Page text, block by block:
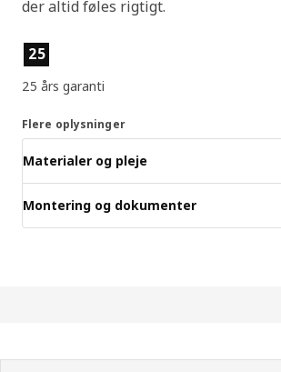
der altid føles rigtigt.
Produktfunktioner
25
25 års garanti
Flere oplysninger
Materialer og pleje
Montering og dokumenter